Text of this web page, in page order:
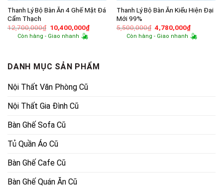
Thanh Lý Bộ Bàn Ăn 4 Ghế Mặt Đá
Cẩm Thạch
12,700,000₫ Giá
gốc
là:
10,400,000₫Giá
hiện
Còn hàng - Giao nhanh
Thanh Lý Bộ Bàn Ăn Kiểu Hiện Đại
Mới 99%
5,500,000₫ Giá
gốc
là:
4,780,000₫Giá
hiện
tại
Còn hàng - Giao nhanh
DANH MỤC SẢN PHẨM
Nội Thất Văn Phòng Cũ
Nội Thất Gia Đình Cũ
Bàn Ghế Sofa Cũ
Tủ Quần Áo Cũ
Bàn Ghế Cafe Cũ
Bàn Ghế Quán Ăn Cũ